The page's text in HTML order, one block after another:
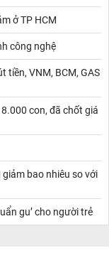
ở TP HCM
công nghệ
tiền, VNM, BCM, GAS
con, đã chốt giá
bao nhiêu so với
gu’ cho người trẻ